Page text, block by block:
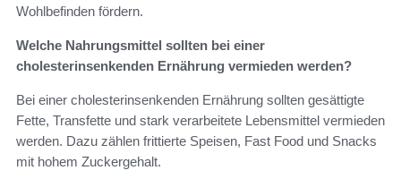
Wohlbefinden fördern.
Welche Nahrungsmittel sollten bei einer
cholesterinsenkenden Ernährung vermieden werden?
Bei einer cholesterinsenkenden Ernährung sollten gesättigte
Fette, Transfette und stark verarbeitete Lebensmittel vermieden
werden. Dazu zählen frittierte Speisen, Fast Food und Snacks
mit hohem Zuckergehalt.